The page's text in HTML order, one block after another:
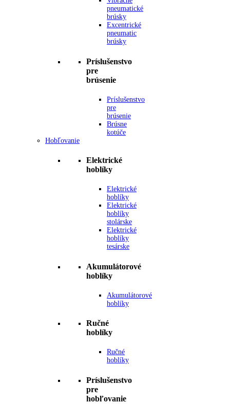
pneumatické
brúsky
Excentrické
pneumatic
brúsky
Príslušenstvo
pre
brúsenie
Príslušenstvo
pre
brúsenie
Brúsne
kotúče
Hobľovanie
Elektrické
hoblíky
Elektrické
hoblíky
Elektrické
hoblíky
stolárske
Elektrické
hoblíky
tesárske
Akumulátorové
hoblíky
Akumulátorové
hoblíky
Ručné
hoblíky
Ručné
hoblíky
Príslušenstvo
pre
hobľovanie